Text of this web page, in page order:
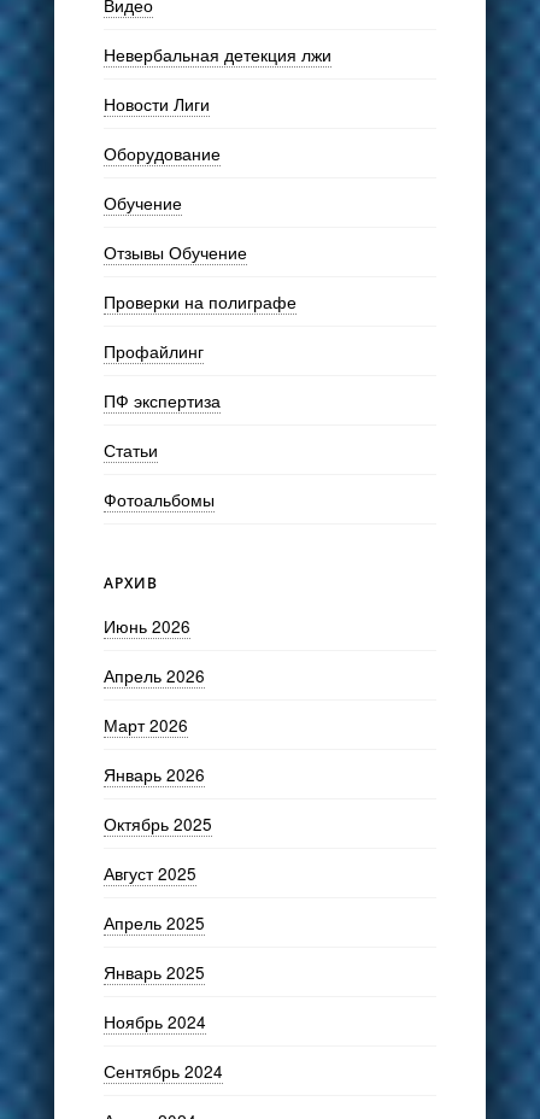
Невербальная детекция лжи
Новости Лиги
Оборудование
Обучение
Отзывы Обучение
Проверки на полиграфе
Профайлинг
ПФ экспертиза
Статьи
Фотоальбомы
АРХИВ
Июнь 2026
Апрель 2026
Март 2026
Январь 2026
Октябрь 2025
Август 2025
Апрель 2025
Январь 2025
Ноябрь 2024
Сентябрь 2024